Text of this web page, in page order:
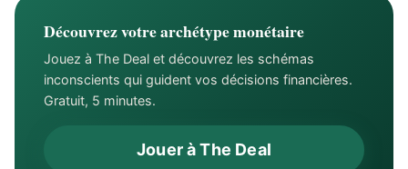
Découvrez votre archétype monétaire
Jouez à The Deal et découvrez les schémas
inconscients qui guident vos décisions financières.
Gratuit, 5 minutes.
Jouer à The Deal